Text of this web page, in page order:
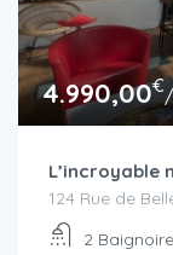
4.990,00€
L’incroyable
124 Rue de
2 Baignoire